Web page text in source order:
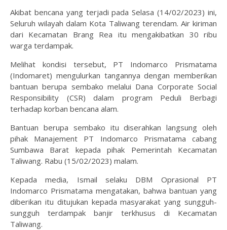
Akibat bencana yang terjadi pada Selasa (14/02/2023) ini,
Seluruh wilayah dalam Kota Taliwang terendam. Air kiriman
dari Kecamatan Brang Rea itu mengakibatkan 30 ribu
warga terdampak.
Melihat kondisi tersebut, PT Indomarco Prismatama
(Indomaret) mengulurkan tangannya dengan memberikan
bantuan berupa sembako melalui Dana Corporate Social
Responsibility (CSR) dalam program Peduli Berbagi
terhadap korban bencana alam.
Bantuan berupa sembako itu diserahkan langsung oleh
pihak Manajement PT Indomarco Prismatama cabang
Sumbawa Barat kepada pihak Pemerintah Kecamatan
Taliwang. Rabu (15/02/2023) malam.
Kepada media, Ismail selaku DBM Oprasional PT
Indomarco Prismatama mengatakan, bahwa bantuan yang
diberikan itu ditujukan kepada masyarakat yang sungguh-
sungguh terdampak banjir terkhusus di Kecamatan
Taliwang.